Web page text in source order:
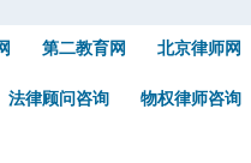
第二教育网 北京律师网
法律顾问咨询 物权律师咨询